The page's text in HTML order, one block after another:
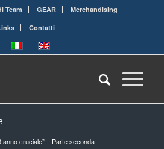
Team GEAR
Merchandising
Contatti
anno cruciale” – Parte seconda